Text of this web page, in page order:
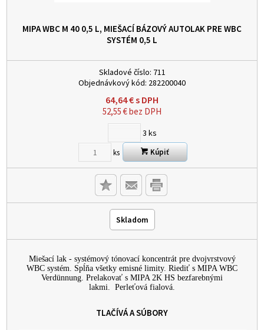
MIPA WBC M 40 0,5 L, MIEŠACÍ BÁZOVÝ AUTOLAK PRE WBC
SYSTÉM 0,5 L
Skladové číslo: 711
Objednávkový kód: 282200040
64,64€s DPH
52,55 €bez DPH
3 ks
ks Kúpiť
Skladom
Miešací lak - systémový tónovací koncentrát pre dvojvrstvový
WBC systém. Spĺňa všetky emisné limity. Riediť s MIPA WBC
Verdünnung. Prelakovať s MIPA 2K HS bezfarebnými
lakmi. Perleťová fialová.
TLAČÍVÁ A SÚBORY